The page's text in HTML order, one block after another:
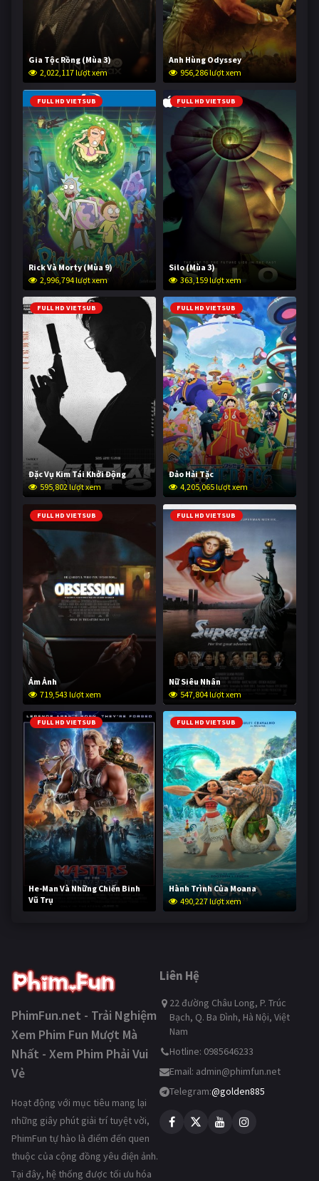
Gia Tộc Rồng (Mùa 3)
2,022,117 lượt xem
Anh Hùng Odyssey
956,286 lượt xem
FULL HD VIETSUB
Rick Và Morty (Mùa 9)
2,996,794 lượt xem
FULL HD VIETSUB
Silo (Mùa 3)
363,159 lượt xem
FULL HD VIETSUB
Đặc Vụ Kim Tái Khởi Động
595,802 lượt xem
FULL HD VIETSUB
Đảo Hải Tặc
4,205,065 lượt xem
FULL HD VIETSUB
Ám Ảnh
719,543 lượt xem
FULL HD VIETSUB
Nữ Siêu Nhân
547,804 lượt xem
FULL HD VIETSUB
He-Man Và Những Chiến Binh
Vũ Trụ
238,857 lượt xem
FULL HD VIETSUB
Hành Trình Của Moana
490,227 lượt xem
PhimFun.net - Trải Nghiệm
Xem Phim Fun Mượt Mà
Nhất - Xem Phim Phải Vui
Vẻ
Hoạt động với mục tiêu mang lại
những giây phút giải trí tuyệt vời,
PhimFun tự hào là điểm đến quen
thuộc của cộng đồng yêu điện ảnh.
Tại đây, hệ thống được tối ưu hóa
Liên Hệ
22 đường Châu Long, P. Trúc
Bạch, Q. Ba Đình, Hà Nội, Việt
Nam
Hotline: 0985646233
Email: admin@phimfun.net
Telegram:@golden885